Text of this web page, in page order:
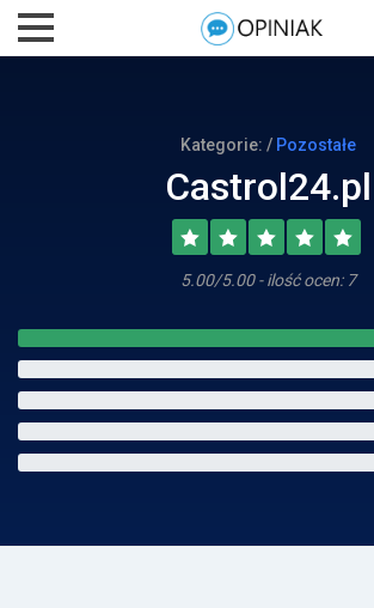
Kategorie: / Pozostałe
Castrol24.pl
5.00/5.00 - ilość ocen: 7